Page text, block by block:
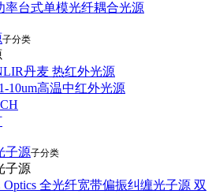
率台式单模光纤耦合光源
子分类
丹麦 热红外光源
10um高温中红外光源
子源子分类
子源
Optics 全光纤宽带偏振纠缠光子源 双